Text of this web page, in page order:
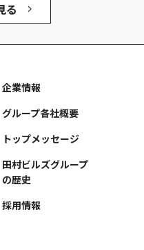
る
企業情報
グループ各社概要
トップメッセージ
田村ビルズグループ
の歴史
採用情報